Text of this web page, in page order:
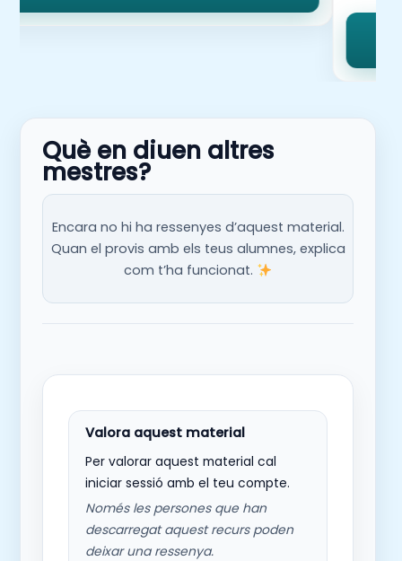
Què en diuen altres
mestres?
Encara no hi ha ressenyes d’aquest material.
Quan el provis amb els teus alumnes, explica
com t’ha funcionat.
Per valorar aquest material cal
iniciar sessió amb el teu compte.
Només les persones que han
descarregat aquest recurs poden
deixar una ressenya.